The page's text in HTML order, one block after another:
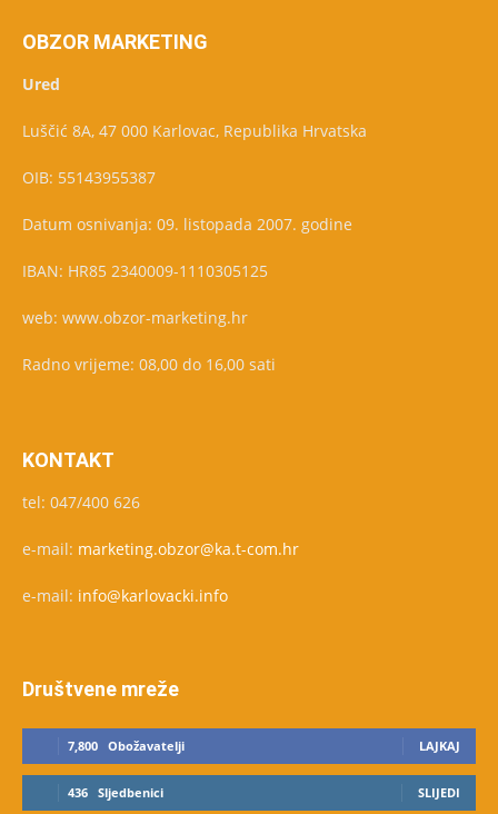
OBZOR MARKETING
Ured
Luščić 8A, 47 000 Karlovac, Republika Hrvatska
OIB: 55143955387
Datum osnivanja: 09. listopada 2007. godine
IBAN: HR85 2340009-1110305125
web: www.obzor-marketing.hr
Radno vrijeme: 08,00 do 16,00 sati
KONTAKT
tel: 047/400 626
e-mail: marketing.obzor@ka.t-com.hr
e-mail: info@karlovacki.info
Društvene mreže
7,800 Obožavatelji LAJKAJ
436 Sljedbenici SLIJEDI